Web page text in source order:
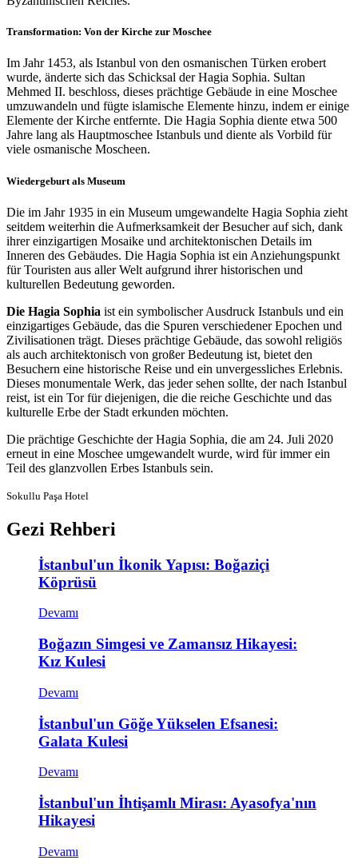
Transformation: Von der Kirche zur Moschee
Im Jahr 1453, als Istanbul von den osmanischen Türken erobert
wurde, änderte sich das Schicksal der Hagia Sophia. Sultan
Mehmed II. beschloss, dieses prächtige Gebäude in eine Moschee
umzuwandeln und fügte islamische Elemente hinzu, indem er einige
Elemente der Kirche entfernte. Die Hagia Sophia diente etwa 500
Jahre lang als Hauptmoschee Istanbuls und diente als Vorbild für
viele osmanische Moscheen.
Wiedergeburt als Museum
Die im Jahr 1935 in ein Museum umgewandelte Hagia Sophia zieht
seitdem weiterhin die Aufmerksamkeit der Besucher auf sich, dank
ihrer einzigartigen Mosaike und architektonischen Details im
Inneren des Gebäudes. Die Hagia Sophia ist ein Anziehungspunkt
für Touristen aus aller Welt aufgrund ihrer historischen und
kulturellen Bedeutung geworden.
Die Hagia Sophia ist ein symbolischer Ausdruck Istanbuls und ein
einzigartiges Gebäude, das die Spuren verschiedener Epochen und
Zivilisationen trägt. Dieses prächtige Gebäude, das sowohl religiös
als auch architektonisch von großer Bedeutung ist, bietet den
Besuchern eine historische Reise und ein unvergessliches Erlebnis.
Dieses monumentale Werk, das jeder sehen sollte, der nach Istanbul
reist, ist ein Tor für diejenigen, die die reiche Geschichte und das
kulturelle Erbe der Stadt erkunden möchten.
Die prächtige Geschichte der Hagia Sophia, die am 24. Juli 2020
erneut in eine Moschee umgewandelt wurde, wird für immer ein
Teil des glanzvollen Erbes Istanbuls sein.
Sokullu Paşa Hotel
Gezi Rehberi
İstanbul'un İkonik Yapısı: Boğaziçi
Köprüsü
Devamı
Boğazın Simgesi ve Zamansız Hikayesi:
Kız Kulesi
Devamı
İstanbul'un Göğe Yükselen Efsanesi:
Galata Kulesi
Devamı
İstanbul'un İhtişamlı Mirası: Ayasofya'nın
Hikayesi
Devamı